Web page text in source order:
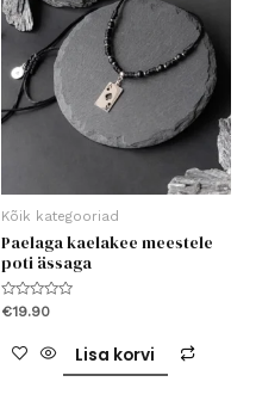
Kõik kategooriad
Paelaga kaelakee meestele
poti ässaga
Hinnanguga
€19.90
Lisa korvi